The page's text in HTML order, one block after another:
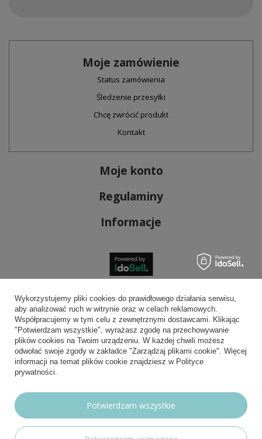
Moje zamówienie
Status zamówienia
Śledzenie przesyłki
Chcę zwrócić produkt
Kontakt
Moje konto
Regulaminy
Informacje
Bezpieczne płatności
Wygodna dostawa
Możesz nam zaufać
Wykorzystujemy pliki cookies do prawidłowego działania serwisu,
aby analizować ruch w witrynie oraz w celach reklamowych.
Współpracujemy w tym celu z zewnętrznymi dostawcami. Klikając
"Potwierdzam wszystkie", wyrażasz zgodę na przechowywanie
plików cookies na Twoim urządzeniu. W każdej chwili możesz
odwołać swoje zgody w zakładce "Zarządzaj plikami cookie". Więcej
informacji na temat plików cookie znajdziesz w Polityce
prywatności.
Potwierdzam wszystkie